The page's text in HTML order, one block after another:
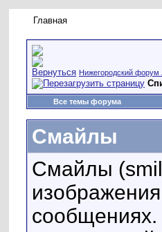
Главная
Нижегородский форум
Все темы форума
Смайлы
Смайлы
сообщениях.